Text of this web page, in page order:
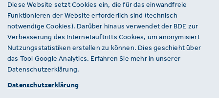
Entsorgungs-, Wasser- und
Kreislaufwirtschaft e. V.
Von-der-Heydt-Straße 2
D 10785 Berlin
Sie haben einen Fehler auf unserer Website
gefunden? Ihnen ist ein defekter Link
aufgefallen? Wir freuen uns über Ihren
Diese Website setzt Cookies ein, die für das einwandfreie
Funktionieren der Website erforderlich sind (technisch
notwendige Cookies). Darüber hinaus verwendet der BDE zur
Verbesserung des Internetauftritts Cookies, um anonymisiert
Nutzungsstatistiken erstellen zu können. Dies geschieht über
das Tool Google Analytics. Erfahren Sie mehr in unserer
Datenschutzerklärung.
Datenschutzerklärung